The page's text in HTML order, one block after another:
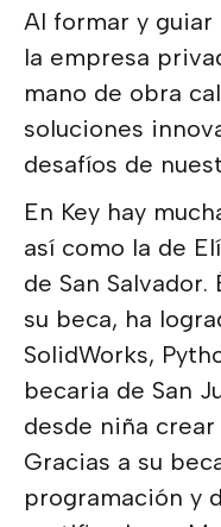
Al formar y
la empresa
mano de obra
soluciones
desafíos de
En Key hay
así como la de
de San
su beca, ha
SolidWorks,
becaria de San
desde niña
Gracias a su
programación y